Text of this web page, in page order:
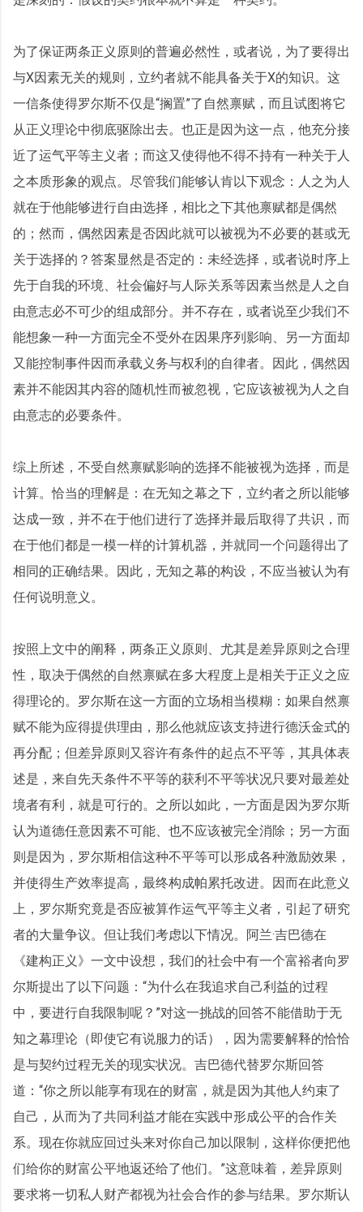
为了保证两条正义原则的普遍必然性，或者说，为了要得出
与X因素无关的规则，立约者就不能具备关于X的知识。这
一信条使得罗尔斯不仅是“搁置”了自然禀赋，而且试图将它
从正义理论中彻底驱除出去。也正是因为这一点，他充分接
近了运气平等主义者；而这又使得他不得不持有一种关于人
之本质形象的观点。尽管我们能够认肯以下观念：人之为人
就在于他能够进行自由选择，相比之下其他禀赋都是偶然
的；然而，偶然因素是否因此就可以被视为不必要的甚或无
关于选择的？答案显然是否定的：未经选择，或者说时序上
先于自我的环境、社会偏好与人际关系等因素当然是人之自
由意志必不可少的组成部分。并不存在，或者说至少我们不
能想象一种一方面完全不受外在因果序列影响、另一方面却
又能控制事件因而承载义务与权利的自律者。因此，偶然因
素并不能因其内容的随机性而被忽视，它应该被视为人之自
由意志的必要条件。
综上所述，不受自然禀赋影响的选择不能被视为选择，而是
计算。恰当的理解是：在无知之幕之下，立约者之所以能够
达成一致，并不在于他们进行了选择并最后取得了共识，而
在于他们都是一模一样的计算机器，并就同一个问题得出了
相同的正确结果。因此，无知之幕的构设，不应当被认为有
任何说明意义。
按照上文中的阐释，两条正义原则、尤其是差异原则之合理
性，取决于偶然的自然禀赋在多大程度上是相关于正义之应
得理论的。罗尔斯在这一方面的立场相当模糊：如果自然禀
赋不能为应得提供理由，那么他就应该支持进行德沃金式的
再分配；但差异原则又容许有条件的起点不平等，其具体表
述是，来自先天条件不平等的获利不平等状况只要对最差处
境者有利，就是可行的。之所以如此，一方面是因为罗尔斯
认为道德任意因素不可能、也不应该被完全消除；另一方面
则是因为，罗尔斯相信这种不平等可以形成各种激励效果，
并使得生产效率提高，最终构成帕累托改进。因而在此意义
上，罗尔斯究竟是否应被算作运气平等主义者，引起了研究
者的大量争议。但让我们考虑以下情况。阿兰·吉巴德在
《建构正义》一文中设想，我们的社会中有一个富裕者向罗
尔斯提出了以下问题：“为什么在我追求自己利益的过程
中，要进行自我限制呢？”对这一挑战的回答不能借助于无
知之幕理论（即使它有说服力的话），因为需要解释的恰恰
是与契约过程无关的现实状况。吉巴德代替罗尔斯回答
道：“你之所以能享有现在的财富，就是因为其他人约束了
自己，从而为了共同利益才能在实践中形成公平的合作关
系。现在你就应回过头来对你自己加以限制，这样你便把他
们给你的财富公平地返还给了他们。”这意味着，差异原则
要求将一切私人财产都视为社会合作的参与结果。罗尔斯认